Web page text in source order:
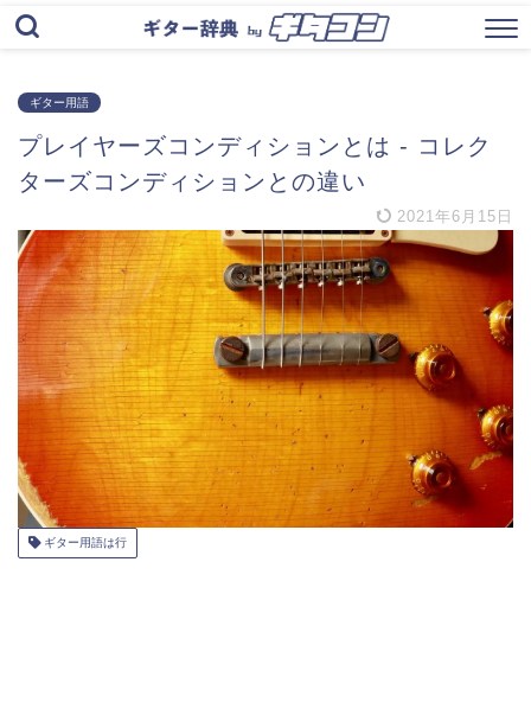
ギター用語
プレイヤーズコンディションとは ‐ コレク
ターズコンディションとの違い
2021年6月15日
ギター用語は行